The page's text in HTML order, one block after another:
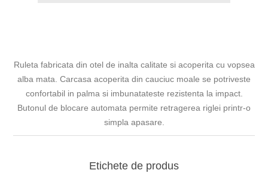
Ruleta fabricata din otel de inalta calitate si acoperita cu vopsea
alba mata. Carcasa acoperita din cauciuc moale se potriveste
confortabil in palma si imbunatateste rezistenta la impact.
Butonul de blocare automata permite retragerea riglei printr-o
simpla apasare.
Etichete de produs